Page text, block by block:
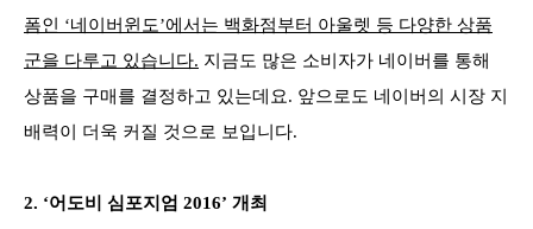
폼인 ‘네이버윈도’에서는 백화점부터 아울렛 등 다양한 상품
군을 다루고 있습니다. 지금도 많은 소비자가 네이버를 통해
상품을 구매를 결정하고 있는데요. 앞으로도 네이버의 시장 지
배력이 더욱 커질 것으로 보입니다.
2. ‘어도비 심포지엄 2016’ 개최